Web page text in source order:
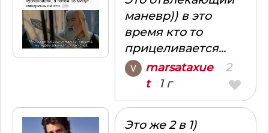
маневр)) в это
время кто то
прицеливается...
marsataxue
t1 г
2
Это же 2 в 1)